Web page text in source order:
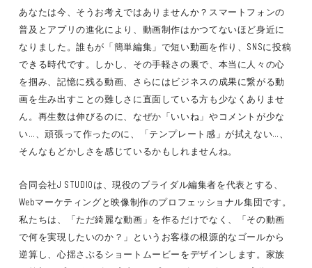
あなたは今、そうお考えではありませんか？スマートフォンの
普及とアプリの進化により、動画制作はかつてないほど身近に
なりました。誰もが「簡単編集」で短い動画を作り、SNSに投稿
できる時代です。しかし、その手軽さの裏で、本当に人々の心
を掴み、記憶に残る動画、さらにはビジネスの成果に繋がる動
画を生み出すことの難しさに直面している方も少なくありませ
ん。再生数は伸びるのに、なぜか「いいね」やコメントが少な
い…、頑張って作ったのに、「テンプレート感」が拭えない…、
そんなもどかしさを感じているかもしれませんね。
合同会社J STUDIOは、現役のブライダル編集者を代表とする、
Webマーケティングと映像制作のプロフェッショナル集団です。
私たちは、「ただ綺麗な動画」を作るだけでなく、「その動画
で何を実現したいのか？」というお客様の根源的なゴールから
逆算し、心揺さぶるショートムービーをデザインします。家族